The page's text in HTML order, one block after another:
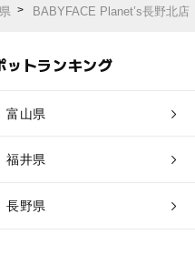
BABYFACE Planet’s長野北
ットランキング
富山県
福井県
長野県